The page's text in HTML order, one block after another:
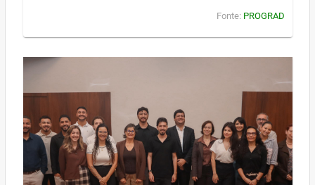
Fonte: PROGRAD